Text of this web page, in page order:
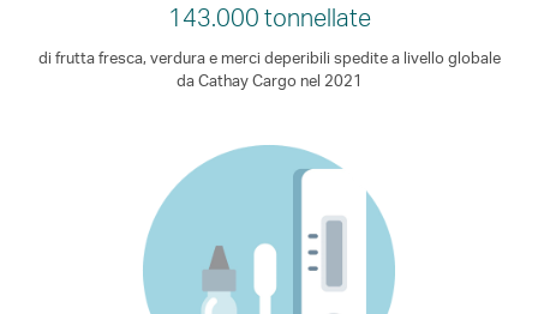
143.000 tonnellate
di frutta fresca, verdura e merci deperibili spedite a livello globale
da Cathay Cargo nel 2021